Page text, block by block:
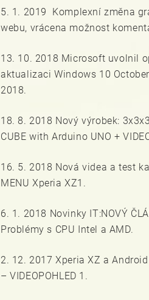
5. 1. 2019 Komplexní změna
webu, vrácena možnost
13. 10. 2018 Microsoft uvolnil
aktualizaci Windows 10
2018.
18. 8. 2018 Nový výrobek:
CUBE with Arduino UNO +
16. 5. 2018 Nová videa a test
MENU Xperia XZ1.
6. 1. 2018 Novinky IT:NOVÝ
Problémy s CPU Intel a AMD.
2. 12. 2017 Xperia XZ a Android
– VIDEOPOHLED 1.